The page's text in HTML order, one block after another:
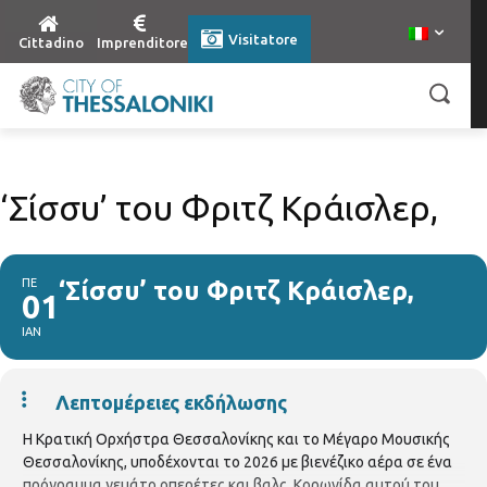
Cittadino Imprenditore Visitatore
‘Σίσσυ’ του Φριτζ Κράισλερ,
ΠΕ
01
ΙΑΝ
‘Σίσσυ’ του Φριτζ Κράισλερ,
Λεπτομέρειες εκδήλωσης
Η Κρατική Ορχήστρα Θεσσαλονίκης και το Μέγαρο Μουσικής
Θεσσαλονίκης, υποδέχονται το 2026 με βιενέζικο αέρα σε ένα